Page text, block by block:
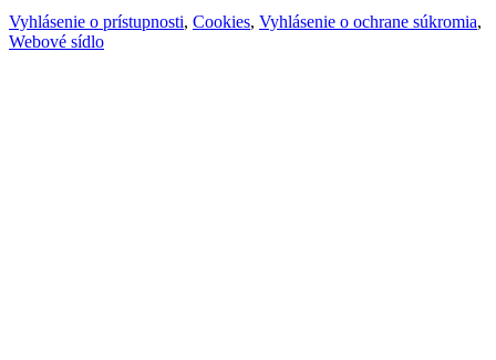
Vyhlásenie o prístupnosti, Cookies, Vyhlásenie o ochrane súkromia,
Webové sídlo